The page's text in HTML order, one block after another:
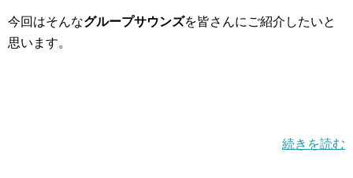
今回はそんなグループサウンズを皆さんにご紹介したいと
思います。
続きを読む